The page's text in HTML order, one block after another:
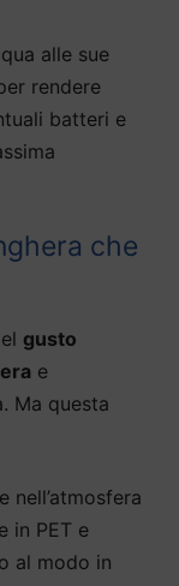
alle sue
rendere
batteri e
che
gusto
e
Ma questa
nell’atmosfera
in PET e
al modo in